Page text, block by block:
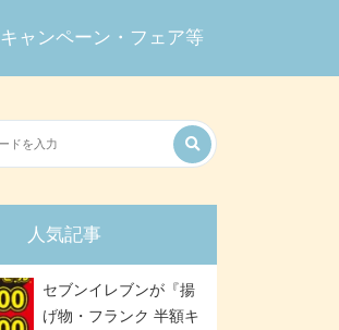
キャンペーン・フェア等
人気記事
セブンイレブンが『揚
げ物・フランク 半額キ